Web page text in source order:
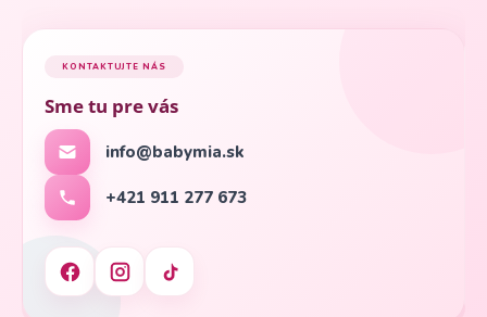
KONTAKTUJTE NÁS
Sme tu pre vás
info@babymia.sk
+421 911 277 673